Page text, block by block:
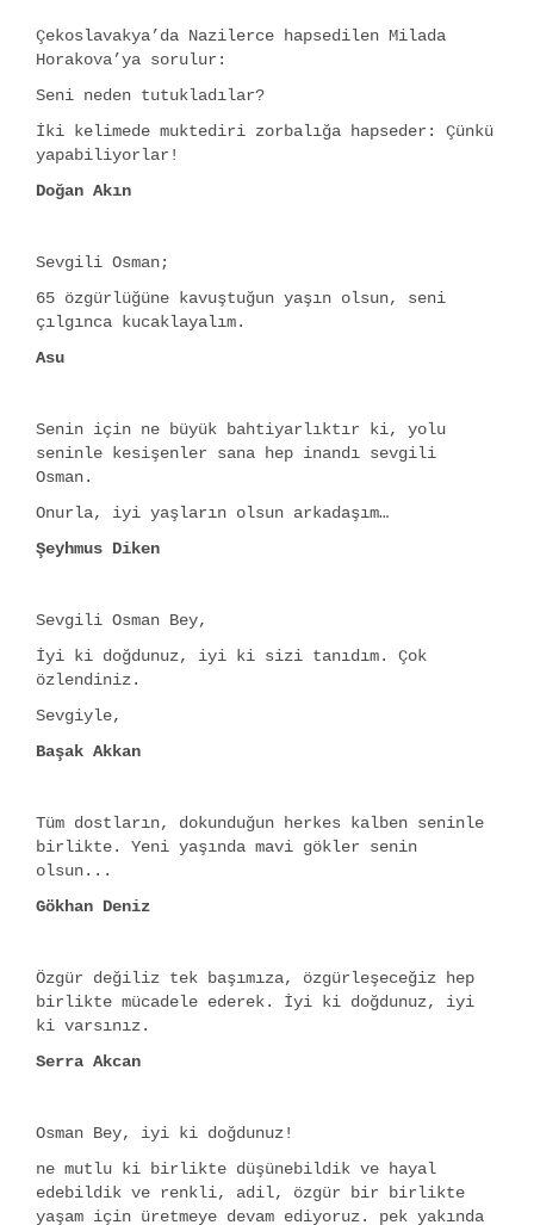
Çekoslavakya’da Nazilerce hapsedilen Milada
Horakova’ya sorulur:
Seni neden tutukladılar?
İki kelimede muktediri zorbalığa hapseder: Çünkü
yapabiliyorlar!
Doğan Akın
Sevgili Osman;
65 özgürlüğüne kavuştuğun yaşın olsun, seni
çılgınca kucaklayalım.
Asu
Senin için ne büyük bahtiyarlıktır ki, yolu
seninle kesişenler sana hep inandı sevgili
Osman.
Onurla, iyi yaşların olsun arkadaşım…
Şeyhmus Diken
Sevgili Osman Bey,
İyi ki doğdunuz, iyi ki sizi tanıdım. Çok
özlendiniz.
Sevgiyle,
Başak Akkan
Tüm dostların, dokunduğun herkes kalben seninle
birlikte. Yeni yaşında mavi gökler senin
olsun...
Gökhan Deniz
Özgür değiliz tek başımıza, özgürleşeceğiz hep
birlikte mücadele ederek. İyi ki doğdunuz, iyi
ki varsınız.
Serra Akcan
Osman Bey, iyi ki doğdunuz!
ne mutlu ki birlikte düşünebildik ve hayal
edebildik ve renkli, adil, özgür bir birlikte
yaşam için üretmeye devam ediyoruz. pek yakında